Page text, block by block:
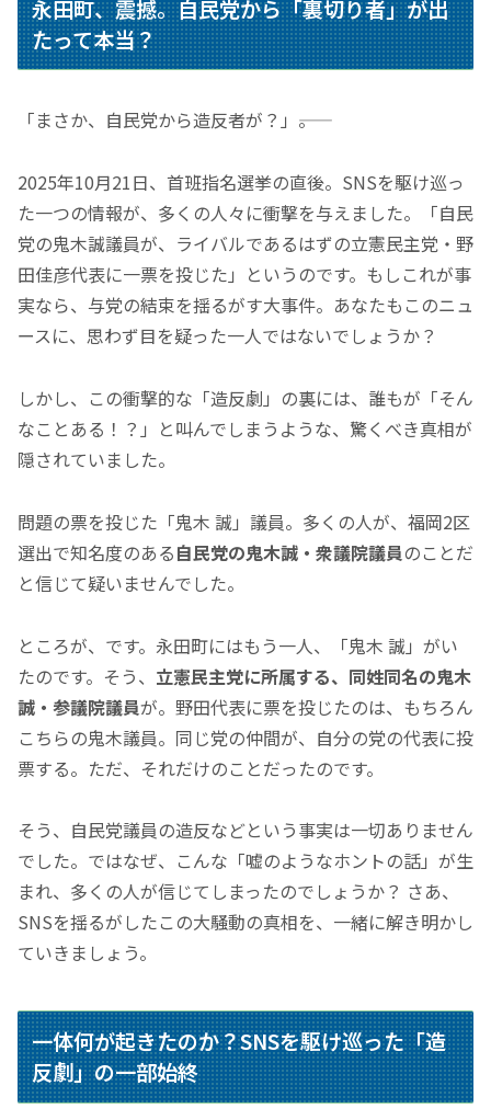
永田町、震撼。自民党から「裏切り者」が出
たって本当？
「まさか、自民党から造反者が？」 ――。
2025年10月21日、首班指名選挙の直後。SNSを駆け巡っ
た一つの情報が、多くの人々に衝撃を与えました。
「自民
党の鬼木誠議員が、ライバルであるはずの立憲民主党・野
田佳彦代表に一票を投じた」 というのです。もしこれが事
実なら、与党の結束を揺るがす大事件。あなたもこのニュ
ースに、思わず目を疑った一人ではないでしょうか？
しかし、この衝撃的な 「造反劇」 の裏には、誰もが 「そん
なことある！？」 と叫んでしまうような、驚くべき真相が
隠されていました。
問題の票を投じた 「鬼木 誠」 議員。多くの人が、福岡2区
選出で知名度のある自民党の鬼木誠・衆議院議員のことだ
と信じて疑いませんでした。
ところが、です。永田町にはもう一人、 「鬼木 誠」 がい
たのです。そう、 立憲民主党に所属する、同姓同名の鬼木
誠・参議院議員が。野田代表に票を投じたのは、もちろん
こちらの鬼木議員。同じ党の仲間が、自分の党の代表に投
票する。ただ、それだけのことだったのです。
そう、自民党議員の造反などという事実は一切ありません
でした。ではなぜ、こんな 「嘘のようなホントの話」 が生
まれ、多くの人が信じてしまったのでしょうか？ さあ、
SNSを揺るがしたこの大騒動の真相を、一緒に解き明かし
ていきましょう。
一体何が起きたのか？SNSを駆け巡った「造
反劇」の一部始終